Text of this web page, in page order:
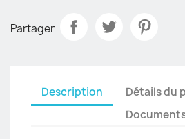
Partager
Description
Détails du